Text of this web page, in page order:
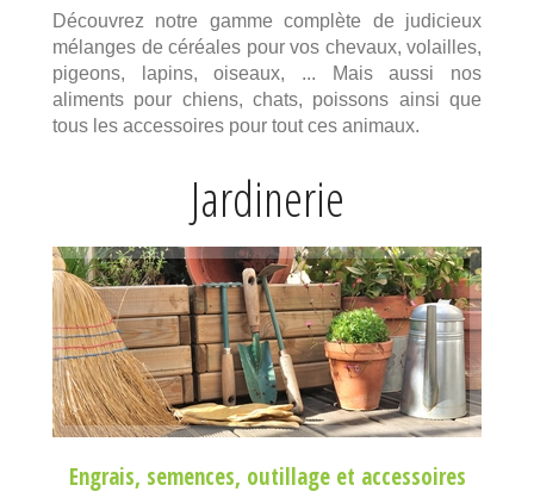
Découvrez notre gamme complète de judicieux
mélanges de céréales pour vos chevaux, volailles,
pigeons, lapins, oiseaux, ... Mais aussi nos
aliments pour chiens, chats, poissons ainsi que
tous les accessoires pour tout ces animaux.
Jardinerie
Engrais, semences, outillageet accessoires